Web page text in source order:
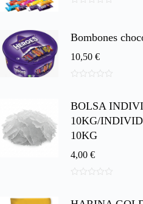
5
Bombones
10,50 €
e
BOLSA
10KG/
10KG
4,00 €